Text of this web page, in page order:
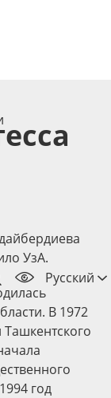
Русский
УзА.
В 1972
Ташкентского
год